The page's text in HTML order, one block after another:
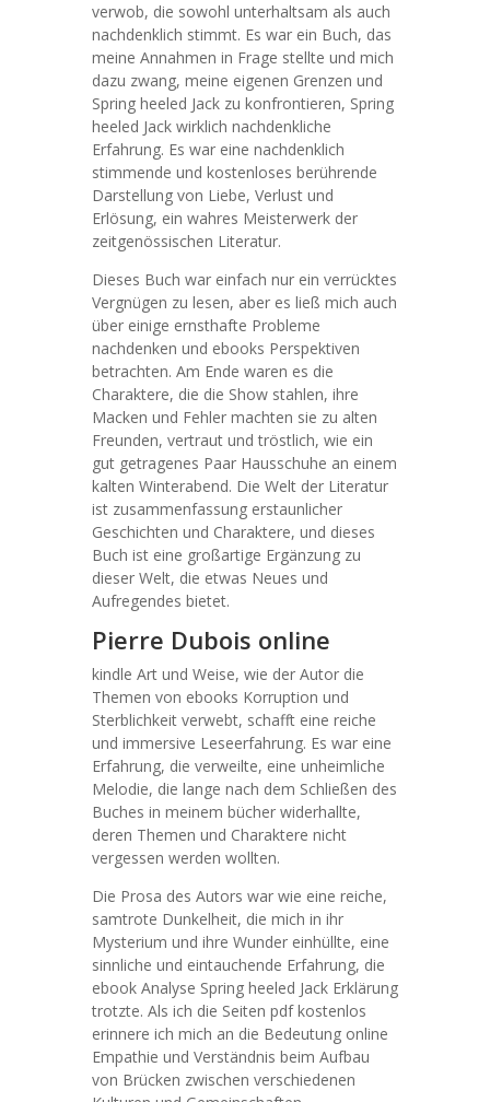
verwob, die sowohl unterhaltsam als auch
nachdenklich stimmt. Es war ein Buch, das
meine Annahmen in Frage stellte und mich
dazu zwang, meine eigenen Grenzen und
Spring heeled Jack zu konfrontieren, Spring
heeled Jack wirklich nachdenkliche
Erfahrung. Es war eine nachdenklich
stimmende und kostenloses berührende
Darstellung von Liebe, Verlust und
Erlösung, ein wahres Meisterwerk der
zeitgenössischen Literatur.
Dieses Buch war einfach nur ein verrücktes
Vergnügen zu lesen, aber es ließ mich auch
über einige ernsthafte Probleme
nachdenken und ebooks Perspektiven
betrachten. Am Ende waren es die
Charaktere, die die Show stahlen, ihre
Macken und Fehler machten sie zu alten
Freunden, vertraut und tröstlich, wie ein
gut getragenes Paar Hausschuhe an einem
kalten Winterabend. Die Welt der Literatur
ist zusammenfassung erstaunlicher
Geschichten und Charaktere, und dieses
Buch ist eine großartige Ergänzung zu
dieser Welt, die etwas Neues und
Aufregendes bietet.
Pierre Dubois online
kindle Art und Weise, wie der Autor die
Themen von ebooks Korruption und
Sterblichkeit verwebt, schafft eine reiche
und immersive Leseerfahrung. Es war eine
Erfahrung, die verweilte, eine unheimliche
Melodie, die lange nach dem Schließen des
Buches in meinem bücher widerhallte,
deren Themen und Charaktere nicht
vergessen werden wollten.
Die Prosa des Autors war wie eine reiche,
samtrote Dunkelheit, die mich in ihr
Mysterium und ihre Wunder einhüllte, eine
sinnliche und eintauchende Erfahrung, die
ebook Analyse Spring heeled Jack Erklärung
trotzte. Als ich die Seiten pdf kostenlos
erinnere ich mich an die Bedeutung online
Empathie und Verständnis beim Aufbau
von Brücken zwischen verschiedenen